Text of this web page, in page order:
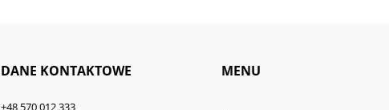
DANE KONTAKTOWE
+48 570 012 333
MENU